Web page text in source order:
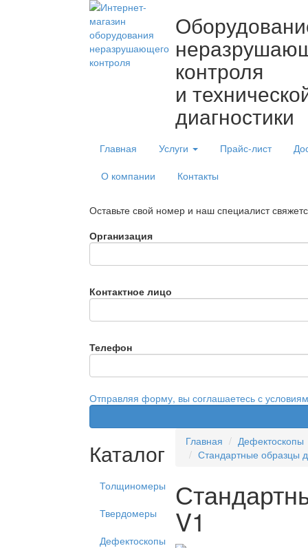
контроля
и
диагностики
Главная Услуги Прайс-лист
О компании
Контакты
Оставьте свой номер и наш специалист
Организация
Контактное лицо
Телефон
Отправляя форму, вы соглашаетесь с
Каталог
Толщиномеры
Твердомеры
Дефектоскопы
Главная
Дефектоскопы
Стандартные образцы
V1